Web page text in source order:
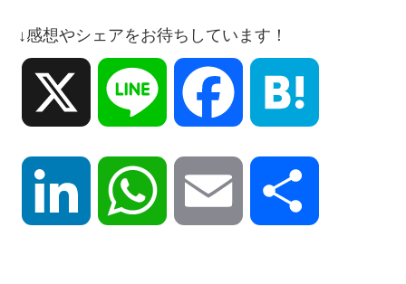
↓感想やシェアをお待ちしています！
Line Facebook
LinkedIn WhatsApp Email